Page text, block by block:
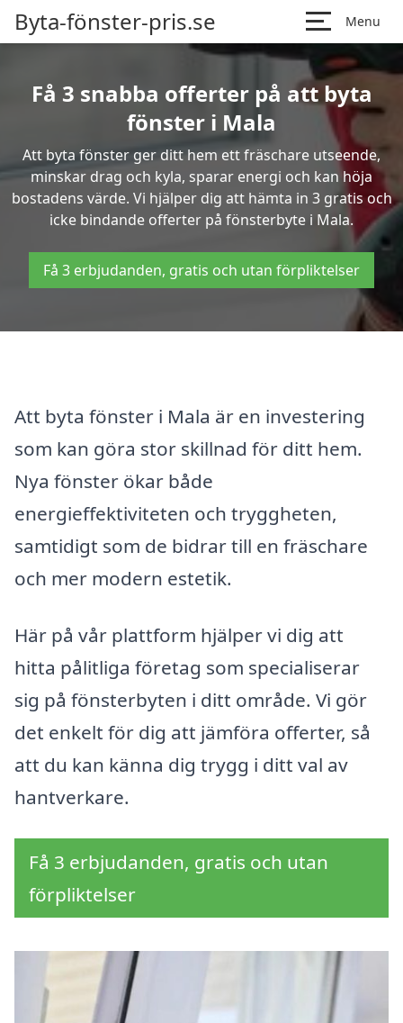
Byta-fönster-pris.se Menu
Få 3 snabba offerter på att byta
fönster i Mala
Att byta fönster ger ditt hem ett fräschare utseende,
minskar drag och kyla, sparar energi och kan höja
bostadens värde. Vi hjälper dig att hämta in 3 gratis och
icke bindande offerter på fönsterbyte i Mala.
Få 3 erbjudanden, gratis och utan förpliktelser
Att byta fönster i Mala är en investering
som kan göra stor skillnad för ditt hem.
Nya fönster ökar både
energieffektiviteten och tryggheten,
samtidigt som de bidrar till en fräschare
och mer modern estetik.
Här på vår plattform hjälper vi dig att
hitta pålitliga företag som specialiserar
sig på fönsterbyten i ditt område. Vi gör
det enkelt för dig att jämföra offerter, så
att du kan känna dig trygg i ditt val av
hantverkare.
Få 3 erbjudanden, gratis och utan
förpliktelser